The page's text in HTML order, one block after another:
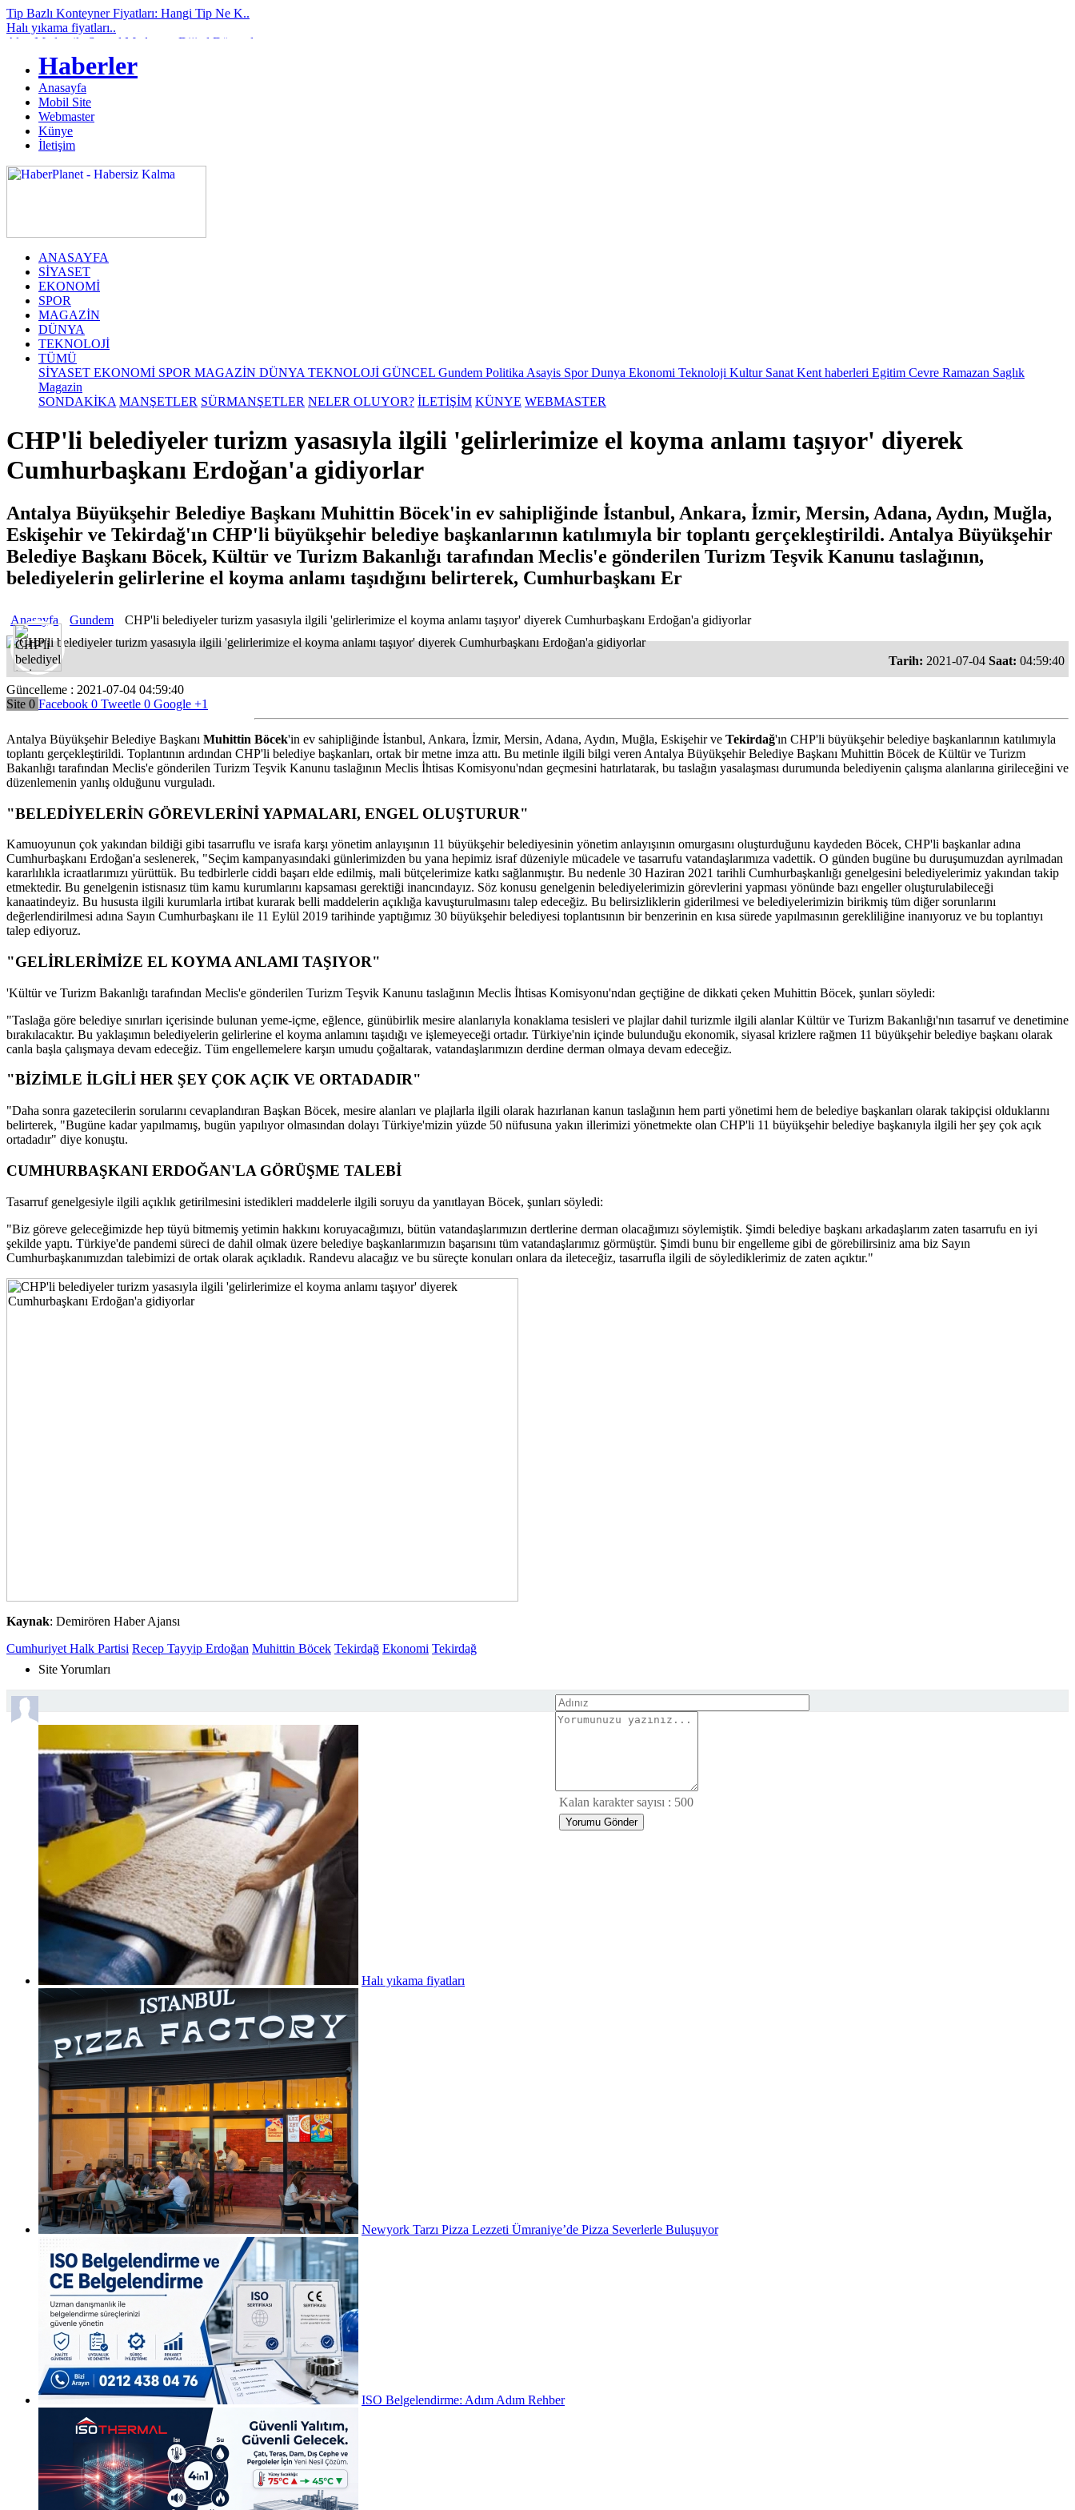
Tip Bazlı Konteyner Fiyatları: Hangi Tip Ne K..
Halı yıkama fiyatları..
Alay Medya ile Sosyal Medya ve Dijital Dünyad..
1990’dan Günümüze Akrilik Çözümlerde Güvenili..
Arisar Otomotiv ile Aracınıza Uygun Klima Rad..
Çiçek Malzemeleri ve Buket Kağıdı Alışverişin..
Göz Çizdirme Eskide Kaldı: Görme Kusurlarının..
Lazerden Korktuğunuz İçin Gözlüğe Mahkûm Olma..
Hakkari Haberleri ile Yerel Gündemi Güvenilir..
Kesintisiz Güç Kaynağı ve Enerji Sistemlerind..
Haberler
Anasayfa
Mobil Site
Webmaster
Künye
İletişim
ANASAYFA
SİYASET
EKONOMİ
SPOR
MAGAZİN
DÜNYA
TEKNOLOJİ
TÜMÜ
SİYASET EKONOMİ SPOR MAGAZİN DÜNYA TEKNOLOJİ GÜNCEL Gundem Politika Asayis SporDunya Ekonomi Teknoloji Kultur Sanat Kent haberleri Egitim Cevre Ramazan Saglık
Magazin
SONDAKİKA MANŞETLER SÜRMANŞETLER NELER OLUYOR? İLETİŞİM KÜNYE WEBMASTER
CHP'li belediyeler turizm yasasıyla ilgili 'gelirlerimize el koyma anlamı taşıyor' diyerek
Cumhurbaşkanı Erdoğan'a gidiyorlar
Antalya Büyükşehir Belediye Başkanı Muhittin Böcek'in ev sahipliğinde İstanbul, Ankara, İzmir, Mersin, Adana, Aydın, Muğla,
Eskişehir ve Tekirdağ'ın CHP'li büyükşehir belediye başkanlarının katılımıyla bir toplantı gerçekleştirildi. Antalya Büyükşehir
Belediye Başkanı Böcek, Kültür ve Turizm Bakanlığı tarafından Meclis'e gönderilen Turizm Teşvik Kanunu taslağının,
belediyelerin gelirlerine el koyma anlamı taşıdığını belirterek, Cumhurbaşkanı Er
Anasayfa Gundem CHP'li belediyeler turizm yasasıyla ilgili 'gelirlerimize el koyma anlamı taşıyor' diyerek Cumhurbaşkanı Erdoğan'a gidiyorlar
Tarih: 2021-07-04 Saat: 04:59:40
Güncelleme : 2021-07-04 04:59:40
Site 0 Facebook 0 Tweetle 0 Google +1
Antalya Büyükşehir Belediye Başkanı Muhittin Böcek'in ev sahipliğinde İstanbul, Ankara, İzmir, Mersin, Adana, Aydın, Muğla, Eskişehir ve Tekirdağ'ın CHP'li büyükşehir belediye başkanlarının katılımıyla
toplantı gerçekleştirildi. Toplantının ardından CHP'li belediye başkanları, ortak bir metne imza attı. Bu metinle ilgili bilgi veren Antalya Büyükşehir Belediye Başkanı Muhittin Böcek de Kültür ve Turizm
Bakanlığı tarafından Meclis'e gönderilen Turizm Teşvik Kanunu taslağının Meclis İhtisas Komisyonu'ndan geçmesini hatırlatarak, bu taslağın yasalaşması durumunda belediyenin çalışma alanlarına girileceğini ve
düzenlemenin yanlış olduğunu vurguladı.
"BELEDİYELERİN GÖREVLERİNİ YAPMALARI, ENGEL OLUŞTURUR"
Kamuoyunun çok yakından bildiği gibi tasarruflu ve israfa karşı yönetim anlayışının 11 büyükşehir belediyesinin yönetim anlayışının omurgasını oluşturduğunu kaydeden Böcek, CHP'li başkanlar adına
Cumhurbaşkanı Erdoğan'a seslenerek, "Seçim kampanyasındaki günlerimizden bu yana hepimiz israf düzeniyle mücadele ve tasarrufu vatandaşlarımıza vadettik. O günden bugüne bu duruşumuzdan ayrılmadan
kararlılıkla icraatlarımızı yürüttük. Bu tedbirlerle ciddi başarı elde edilmiş, mali bütçelerimize katkı sağlanmıştır. Bu nedenle 30 Haziran 2021 tarihli Cumhurbaşkanlığı genelgesini belediyelerimiz yakından takip
etmektedir. Bu genelgenin istisnasız tüm kamu kurumlarını kapsaması gerektiği inancındayız. Söz konusu genelgenin belediyelerimizin görevlerini yapması yönünde bazı engeller oluşturulabileceği
kanaatindeyiz. Bu hususta ilgili kurumlarla irtibat kurarak belli maddelerin açıklığa kavuşturulmasını talep edeceğiz. Bu belirsizliklerin giderilmesi ve belediyelerimizin birikmiş tüm diğer sorunlarını
değerlendirilmesi adına Sayın Cumhurbaşkanı ile 11 Eylül 2019 tarihinde yaptığımız 30 büyükşehir belediyesi toplantısının bir benzerinin en kısa sürede yapılmasının gerekliliğine inanıyoruz ve bu toplantıyı
talep ediyoruz.
"GELİRLERİMİZE EL KOYMA ANLAMI TAŞIYOR"
'Kültür ve Turizm Bakanlığı tarafından Meclis'e gönderilen Turizm Teşvik Kanunu taslağının Meclis İhtisas Komisyonu'ndan geçtiğine de dikkati çeken Muhittin Böcek, şunları söyledi:
"Taslağa göre belediye sınırları içerisinde bulunan yeme-içme, eğlence, günübirlik mesire alanlarıyla konaklama tesisleri ve plajlar dahil turizmle ilgili alanlar Kültür ve Turizm Bakanlığı'nın tasarruf ve denetimine
bırakılacaktır. Bu yaklaşımın belediyelerin gelirlerine el koyma anlamını taşıdığı ve işlemeyeceği ortadır. Türkiye'nin içinde bulunduğu ekonomik, siyasal krizlere rağmen 11 büyükşehir belediye başkanı olarak
canla başla çalışmaya devam edeceğiz. Tüm engellemelere karşın umudu çoğaltarak, vatandaşlarımızın derdine derman olmaya devam edeceğiz.
"BİZİMLE İLGİLİ HER ŞEY ÇOK AÇIK VE ORTADADIR"
"Daha sonra gazetecilerin sorularını cevaplandıran Başkan Böcek, mesire alanları ve plajlarla ilgili olarak hazırlanan kanun taslağının hem parti yönetimi hem de belediye başkanları olarak takipçisi olduklarını
belirterek, "Bugüne kadar yapılmamış, bugün yapılıyor olmasından dolayı Türkiye'mizin yüzde 50 nüfusuna yakın illerimizi yönetmekte olan CHP'li 11 büyükşehir belediye başkanıyla ilgili her şey çok açık
ortadadır" diye konuştu.
CUMHURBAŞKANI ERDOĞAN'LA GÖRÜŞME TALEBİ
Tasarruf genelgesiyle ilgili açıklık getirilmesini istedikleri maddelerle ilgili soruyu da yanıtlayan Böcek, şunları söyledi:
"Biz göreve geleceğimizde hep tüyü bitmemiş yetimin hakkını koruyacağımızı, bütün vatandaşlarımızın dertlerine derman olacağımızı söylemiştik. Şimdi belediye başkanı arkadaşlarım zaten tasarrufu en iyi
şekilde yaptı. Türkiye'de pandemi süreci de dahil olmak üzere belediye başkanlarımızın başarısını tüm vatandaşlarımız görmüştür. Şimdi bunu bir engelleme gibi de görebilirsiniz ama biz Sayın
Cumhurbaşkanımızdan talebimizi de ortak olarak açıkladık. Randevu alacağız ve bu süreçte konuları onlara da ileteceğiz, tasarrufla ilgili de söylediklerimiz de zaten açıktır."
Kaynak: Demirören Haber Ajansı
Cumhuriyet Halk Partisi Recep Tayyip Erdoğan Muhittin Böcek Tekirdağ Ekonomi Tekirdağ
Sende Yorumla...
Site Yorumları
Kalan karakter sayısı : 500
Halı yıkama fiyatları
Newyork Tarzı Pizza Lezzeti Ümraniye’de Pizza Severlerle Buluşuyor
ISO Belgelendirme: Adım Adım Rehber